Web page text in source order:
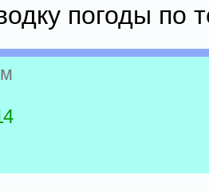
погоды по
м